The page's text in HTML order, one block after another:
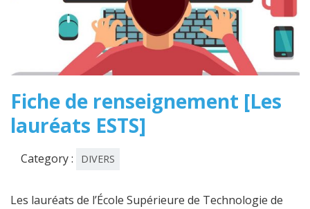
Fiche de renseignement [Les
lauréats ESTS]
Category : DIVERS
Les lauréats de l’École Supérieure de Technologie de